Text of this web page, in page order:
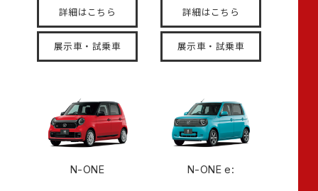
詳細はこちら
展示車・試乗車
詳細はこちら
展示車・試乗車
N-ONE N-ONE e: